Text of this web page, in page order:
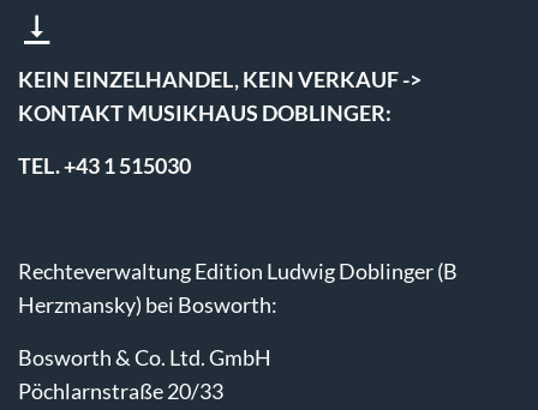
KEIN EINZELHANDEL, KEIN VERKAUF ->
KONTAKT MUSIKHAUS DOBLINGER:
TEL. +43 1 515030
Rechteverwaltung Edition Ludwig Doblinger (B
Herzmansky) bei Bosworth:
Bosworth & Co. Ltd. GmbH
Pöchlarnstraße 20/33